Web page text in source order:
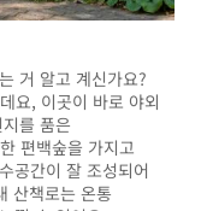
거 알고 계신가요?
요, 이곳이 바로 야외
를 품은
편백숲을 가지고
공간이 잘 조성되어
산책로는 온통